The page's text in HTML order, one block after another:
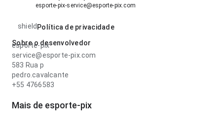
esporte-pix-service@esporte-pix.com
shield Política de privacidade
Sobre o desenvolvedor
esporte-pix
service@esporte-pix.com
583 Rua p
pedro.cavalcante
+55 4766583
Mais de esporte-pix